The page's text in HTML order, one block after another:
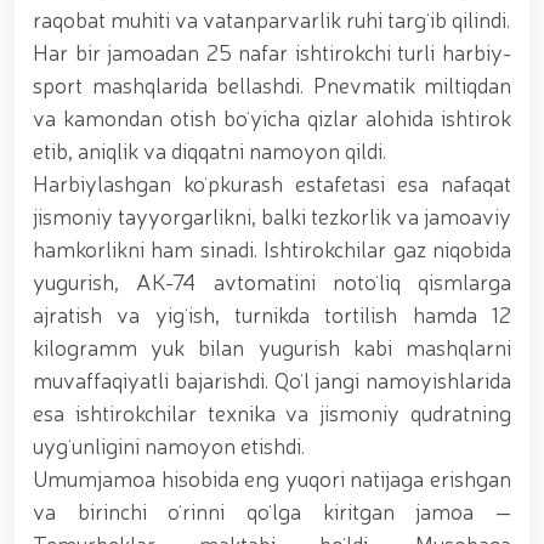
O‘zbekiston Milliy kino san'ati saroyida Milliy
gvardiya tizimidagi yoshlar bilan uchrashuv bo‘lib
o‘tdi. // Bayram kunlarida xavfsizlik toʻliq taʼminlandi
// Navroʻz shukuhi: otliq paradlar tashkil etildi //
“Navroʻzni ulugʻlash – insonni ulugʻlashdir!” shiori
ostida bayram sayli // Askarlar kasb-hunar
sertifikatlariga ega boʻldi // Qahramonlar xotirasi
yod etildi // Strandja turnirida Milliy gvardiya harbiy
xizmatchisi Navbahor Hamidova oltin medalni qoʻlga
kiritdi. // Iroda Ismoilova «Sodiq xizmatlari uchun»
medali bilan taqdirlandi. // O‘zbekiston Qurolli
Kuchlarida kibersport, dron va robot texnologiyalari
yo‘nalishlari rivojlantiriladi // Andijon viloyatida
Respublika ishchi guruhining yoshlar bilan uchrashuvi
tadbirlari doirasida muddatdi harbiy xizmatchilarga
sertifikatlar topshirildi. // Milliy gvardiya
qo‘mondoni, general-polkovnik B.Tashmatov
poytaxtimizdagi manzilli ishlari davomida yoshlar
bilan uchrashib, ular bilan ochiq muloqot o‘tkazdi. //
Farg‘ona viloyatida jinoyat sodir etishga moyil
shaxslar yashash manzillarida tezkor tadbirlar
raqobat muhiti va vatanparvarlik ruhi targʻib qilindi.
Har bir jamoadan 25 nafar ishtirokchi turli harbiy-
sport mashqlarida bellashdi. Pnevmatik miltiqdan
va kamondan otish boʻyicha qizlar alohida ishtirok
etib, aniqlik va diqqatni namoyon qildi.
Harbiylashgan koʻpkurash estafetasi esa nafaqat
jismoniy tayyorgarlikni, balki tezkorlik va jamoaviy
hamkorlikni ham sinadi. Ishtirokchilar gaz niqobida
yugurish, AK-74 avtomatini notoʻliq qismlarga
ajratish va yigʻish, turnikda tortilish hamda 12
kilogramm yuk bilan yugurish kabi mashqlarni
muvaffaqiyatli bajarishdi. Qoʻl jangi namoyishlarida
esa ishtirokchilar texnika va jismoniy qudratning
uygʻunligini namoyon etishdi.
Umumjamoa hisobida eng yuqori natijaga erishgan
va birinchi oʻrinni qoʻlga kiritgan jamoa —